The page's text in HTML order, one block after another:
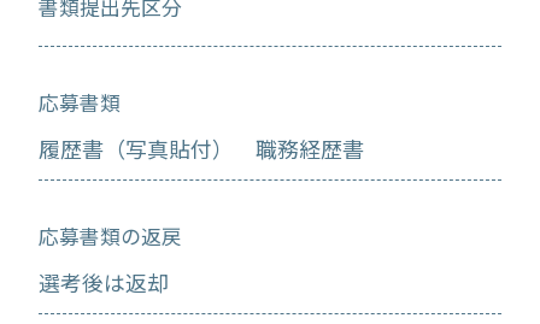
書類提出先区分
応募書類
履歴書（写真貼付） 職務経歴書
応募書類の返戻
選考後は返却